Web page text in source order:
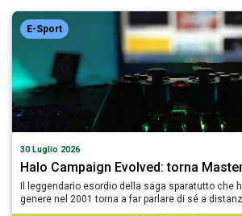
E-Sport
30 Luglio 2026
Halo Campaign Evolved: torna
Il leggendario esordio della saga sparatutto che
genere nel 2001 torna a far parlare di sé a